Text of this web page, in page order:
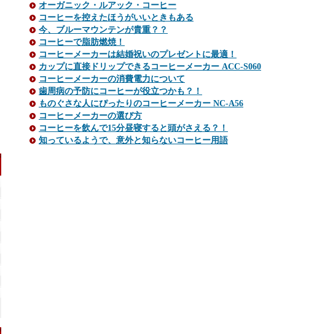
オーガニック・ルアック・コーヒー
コーヒーを控えたほうがいいときもある
今、ブルーマウンテンが貴重？？
コーヒーで脂肪燃焼！
コーヒーメーカーは結婚祝いのプレゼントに最適！
カップに直接ドリップできるコーヒーメーカー ACC-S060
コーヒーメーカーの消費電力について
歯周病の予防にコーヒーが役立つかも？！
ものぐさな人にぴったりのコーヒーメーカー NC-A56
コーヒーメーカーの選び方
コーヒーを飲んで15分昼寝すると頭がさえる？！
知っているようで、意外と知らないコーヒー用語